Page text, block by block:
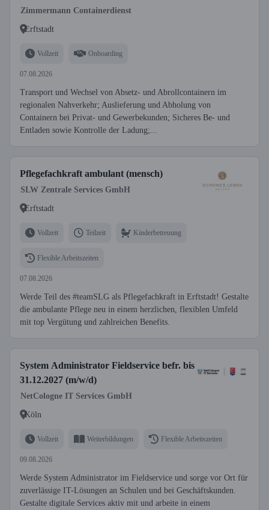
Zimmermann Containerdienst
Erftstadt
Vollzeit Onboarding
07.08.2026
Transport und Wechsel von Absetz- und Abrollcontainern im
regionalen Nahverkehr; Auslieferung und Abholung von
Containern bei Privat- und Gewerbekunden; Sicheres Be- und
Entladen sowie Kontrolle der Ladung;...
Pflegefachkraft ambulant (mensch)
SLW Zentrale Services GmbH
Erftstadt
Vollzeit Teilzeit Kinderbetreuung
Flexible Arbeitszeiten
07.08.2026
Werde Teil des #teamSLG als Pflegefachkraft in Erftstadt! Gestalte
die ambulante Pflege neu in einem herzlichen, flexiblen Umfeld
mit top Vergütung und zahlreichen Benefits.
System Administrator Fieldservice befr. bis
31.12.2027 (m/w/d)
NetCologne IT Services GmbH
Köln
Vollzeit Weiterbildungen Flexible Arbeitszeiten
09.08.2026
Werde System Administrator im Fieldservice und sorge vor Ort für
zuverlässige IT-Lösungen an Schulen und bei Geschäftskunden.
Gestalte digitale Services aktiv mit und arbeite in einem